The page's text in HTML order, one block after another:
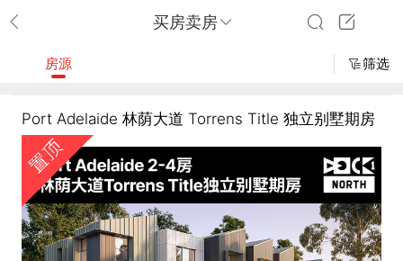
买房卖房
房源 筛选
Port Adelaide 林荫大道 Torrens Title 独立别墅期房